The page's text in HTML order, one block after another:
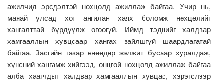
ажилчид эрсдэлтэй нөхцөлд ажиллаж байгаа. Учир нь,
манай улсад хог ангилан хаях боломж нөхцөлийг
хангалттай бүрдүүлж өгөөгүй. Иймд тэднийг халдвар
хамгааллын хувцсаар хангах зайлшгүй шаардлагатай
байгаа. Засгийн газар өнөөдөр ээлжит бусаар хуралдаж,
хүнсний хангамж хийгээд, онцгой нөхцөлд ажиллаж байгаа
алба хаагчдыг халдвар хамгааллын хувцас, хэрэгслээр